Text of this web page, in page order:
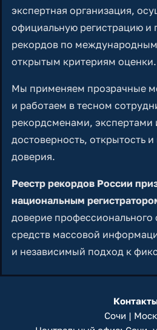
экспертная организация,
официальную регистрацию и
рекордов по
открытым критериям оценки.
Мы применяем прозрачные
и работаем в тесном
рекордсменами,
достоверность, открытость
доверия.
Реестр рекордов России
национальным
доверие профессионального
средств массовой
и независимый подход к
Сочи |